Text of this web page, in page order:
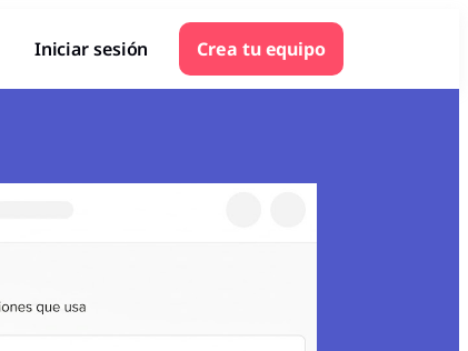
Iniciar sesión Crea tu equipo